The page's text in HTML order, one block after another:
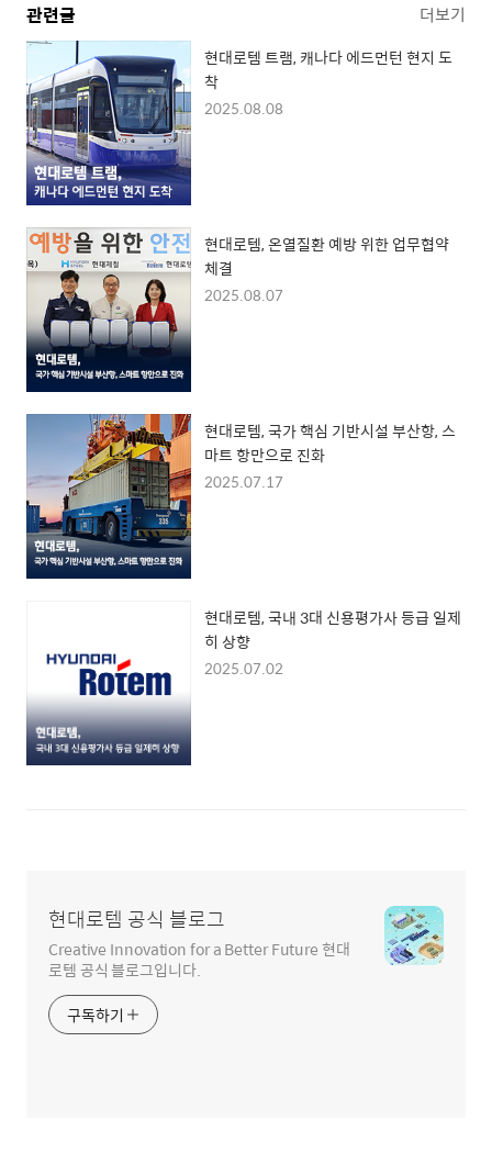
관련글 더보기
현대로템 트램, 캐나다 에드먼턴 현지 도
착
2025.08.08
현대로템, 온열질환 예방 위한 업무협약
체결
2025.08.07
현대로템, 국가 핵심 기반시설 부산항, 스
마트 항만으로 진화
2025.07.17
현대로템, 국내 3대 신용평가사 등급 일제
히 상향
2025.07.02
현대로템 공식 블로그
Creative Innovation for a Better Future 현대
로템 공식 블로그입니다.
구독하기